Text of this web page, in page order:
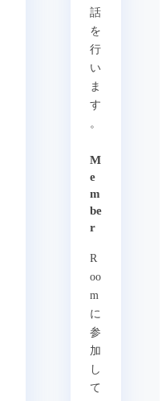
話
を
行
い
ま
す
。
M
e
m
be
r
R
oo
m
に
参
加
し
て